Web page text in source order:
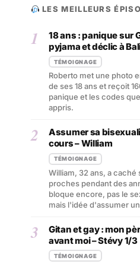
LES MEILLEURS
1
18 ans : panique sur
pyjama et déclic à
TÉMOIGNAGE
Roberto met une photo
de ses 18 ans et reçoit
panique et les codes
appris.
2
Assumer sa
cours – William
TÉMOIGNAGE
William, 32 ans, a caché
proches pendant des
bloque encore, pas le
mais l'idée d'assumer
3
Gitan et gay : mon
avant moi – Stévy 1/3
TÉMOIGNAGE